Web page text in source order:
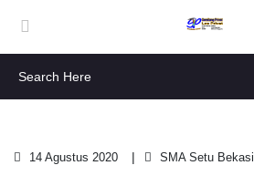
14 Agustus 2020 SMA Setu Bekasi